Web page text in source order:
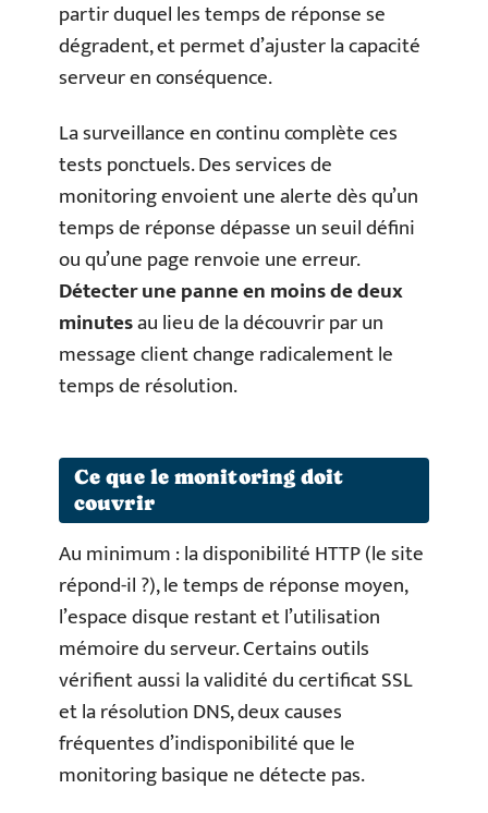
partir duquel les temps de réponse se
dégradent, et permet d’ajuster la capacité
serveur en conséquence.
La surveillance en continu complète ces
tests ponctuels. Des services de
monitoring envoient une alerte dès qu’un
temps de réponse dépasse un seuil défini
ou qu’une page renvoie une erreur.
Détecter une panne en moins de deux
minutesau lieu de la découvrir par un
message client change radicalement le
temps de résolution.
Ce que le monitoring doit
couvrir
Au minimum : la disponibilité HTTP (le site
répond-il ?), le temps de réponse moyen,
l’espace disque restant et l’utilisation
mémoire du serveur. Certains outils
vérifient aussi la validité du certificat SSL
et la résolution DNS, deux causes
fréquentes d’indisponibilité que le
monitoring basique ne détecte pas.